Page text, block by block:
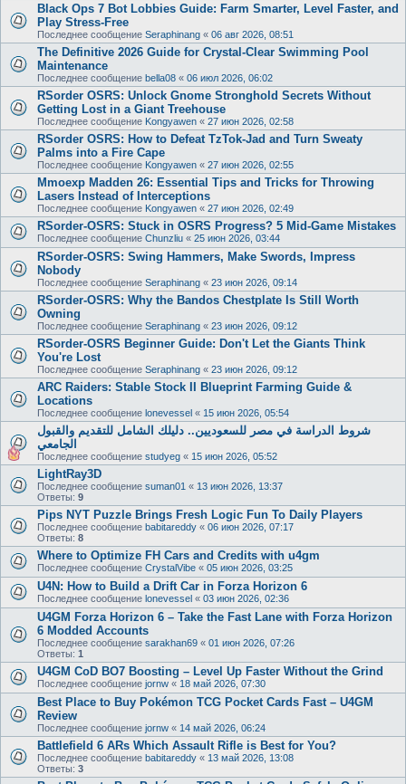
Black Ops 7 Bot Lobbies Guide: Farm Smarter, Level Faster, and
Play Stress-Free
Последнее сообщение Seraphinang « 06 авг 2026, 08:51
The Definitive 2026 Guide for Crystal-Clear Swimming Pool
Maintenance
Последнее сообщение bella08 « 06 июл 2026, 06:02
RSorder OSRS: Unlock Gnome Stronghold Secrets Without
Getting Lost in a Giant Treehouse
Последнее сообщение Kongyawen « 27 июн 2026, 02:58
RSorder OSRS: How to Defeat TzTok-Jad and Turn Sweaty
Palms into a Fire Cape
Последнее сообщение Kongyawen « 27 июн 2026, 02:55
Mmoexp Madden 26: Essential Tips and Tricks for Throwing
Lasers Instead of Interceptions
Последнее сообщение Kongyawen « 27 июн 2026, 02:49
RSorder-OSRS: Stuck in OSRS Progress? 5 Mid-Game Mistakes
Последнее сообщение Chunzliu « 25 июн 2026, 03:44
RSorder-OSRS: Swing Hammers, Make Swords, Impress
Nobody
Последнее сообщение Seraphinang « 23 июн 2026, 09:14
RSorder-OSRS: Why the Bandos Chestplate Is Still Worth
Owning
Последнее сообщение Seraphinang « 23 июн 2026, 09:12
RSorder-OSRS Beginner Guide: Don't Let the Giants Think
You're Lost
Последнее сообщение Seraphinang « 23 июн 2026, 09:12
ARC Raiders: Stable Stock II Blueprint Farming Guide &
Locations
Последнее сообщение lonevessel « 15 июн 2026, 05:54
شروط الدراسة في مصر للسعوديين.. دليلك الشامل للتقديم والقبول
الجامعي
Последнее сообщение studyeg « 15 июн 2026, 05:52
LightRay3D
Последнее сообщение suman01 « 13 июн 2026, 13:37
Ответы: 9
Pips NYT Puzzle Brings Fresh Logic Fun To Daily Players
Последнее сообщение babitareddy « 06 июн 2026, 07:17
Ответы: 8
Where to Optimize FH Cars and Credits with u4gm
Последнее сообщение CrystalVibe « 05 июн 2026, 03:25
U4N: How to Build a Drift Car in Forza Horizon 6
Последнее сообщение lonevessel « 03 июн 2026, 02:36
U4GM Forza Horizon 6 – Take the Fast Lane with Forza Horizon
6 Modded Accounts
Последнее сообщение sarakhan69 « 01 июн 2026, 07:26
Ответы: 1
U4GM CoD BO7 Boosting – Level Up Faster Without the Grind
Последнее сообщение jornw « 18 май 2026, 07:30
Best Place to Buy Pokémon TCG Pocket Cards Fast – U4GM
Review
Последнее сообщение jornw « 14 май 2026, 06:24
Battlefield 6 ARs Which Assault Rifle is Best for You?
Последнее сообщение babitareddy « 13 май 2026, 13:08
Ответы: 3